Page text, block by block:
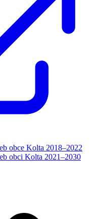
obce Kolta 2018–2022
obci Kolta 2021–2030